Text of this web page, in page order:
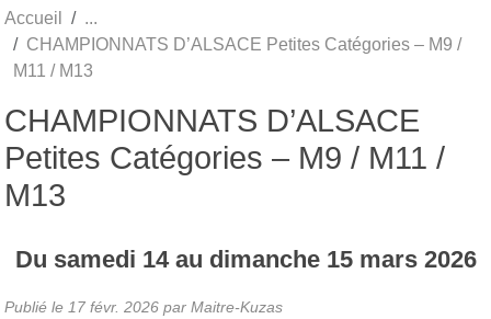
Accueil
CHAMPIONNATS D’ALSACE Petites Catégories – M9 /
M11 / M13
CHAMPIONNATS D’ALSACE
Petites Catégories – M9 / M11 /
M13
Du samedi 14au dimanche 15 mars 2026
Publié le 17 févr. 2026 par Maitre-Kuzas